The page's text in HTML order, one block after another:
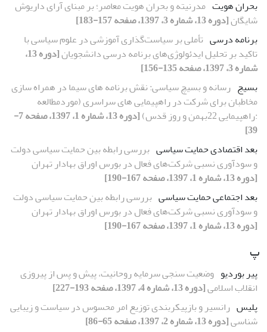
بحران هویت مدرنیته و بحران هویت معاصر؛ بر مبنای آرای داریوش
شایگان[دوره 13، شماره 3، 1397، صفحه 157-183]
برنامه درسی تأملی بر سیاست‌گذاری آموزشی در علوم سیاسی با
تاکید بر تحلیل ایدئولوژی‌های برنامه درسی دانشجویان
[دوره 13،
شماره 3، 1397، صفحه 135-156]
بسیج رسانه و بسیچ سیاسی: نقش برنامه های سیما در همراه سازی
مخاطبان برای شرکت در راهپیمایی های سراسری (موردمطالعه
:راهپیمایی 22بهمن و روز قدس)
[دوره 13، شماره 1، 1397، صفحه 7-
39]
بعد اقتصادی حمایت سیاسی بررسی رابطه بین حمایت سیاسی دولت
و سودآوری نسبی شرکت‌های فعال در بورس اوراق بهادار تهران
[دوره 13، شماره 1، 1397، صفحه 167-190]
بعد اجتماعی حمایت سیاسی بررسی رابطه بین حمایت سیاسی دولت
و سودآوری نسبی شرکت‌های فعال در بورس اوراق بهادار تهران
[دوره 13، شماره 1، 1397، صفحه 167-190]
پ
پیر بوردیو وضعیت سنجی سرمایه روحانیت، پیش و پس از پیروزی
انقلاب اسلامی[دوره 13، شماره 4، 1397، صفحه 193-227]
پلیس رانسیر و بازپیکربندی توزیع امر محسوس در سیاست و زیبایی
شناسی[دوره 13، شماره 2، 1397، صفحه 65-86]